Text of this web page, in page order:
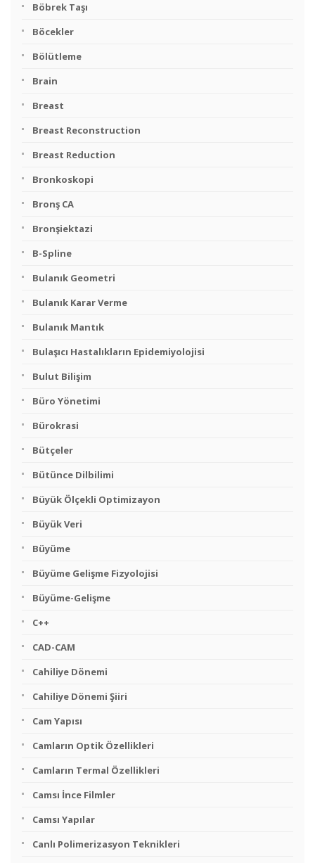
Böbrek Taşı
Böcekler
Bölütleme
Brain
Breast
Breast Reconstruction
Breast Reduction
Bronkoskopi
Bronş CA
Bronşiektazi
B-Spline
Bulanık Geometri
Bulanık Karar Verme
Bulanık Mantık
Bulaşıcı Hastalıkların Epidemiyolojisi
Bulut Bilişim
Büro Yönetimi
Bürokrasi
Bütçeler
Bütünce Dilbilimi
Büyük Ölçekli Optimizayon
Büyük Veri
Büyüme
Büyüme Gelişme Fizyolojisi
Büyüme-Gelişme
C++
CAD-CAM
Cahiliye Dönemi
Cahiliye Dönemi Şiiri
Cam Yapısı
Camların Optik Özellikleri
Camların Termal Özellikleri
Camsı İnce Filmler
Camsı Yapılar
Canlı Polimerizasyon Teknikleri